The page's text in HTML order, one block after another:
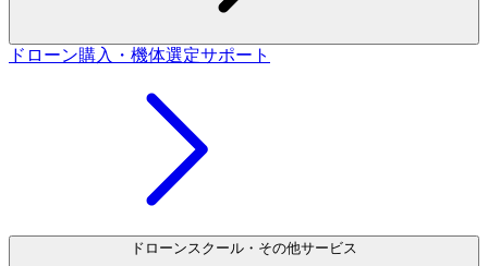
ドローン購入・機体選定サポート
ドローンスクール・その他サービス